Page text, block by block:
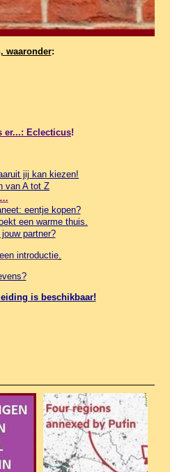
waaronder:
er...: Eclecticus!
jij kan kiezen!
van A tot Z
eentje kopen?
een warme thuis.
partner?
introductie
is beschikbaar!